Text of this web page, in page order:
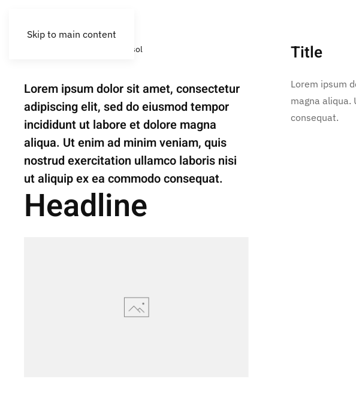
Skip to main content
Montesol
Lorem ipsum dolor sit amet, consectetur
adipiscing elit, sed do eiusmod tempor
incididunt ut labore et dolore magna
aliqua. Ut enim ad minim veniam, quis
nostrud exercitation ullamco laboris nisi
ut aliquip ex ea commodo consequat.
Headline
Title
Lorem ipsum
magna
consequat.